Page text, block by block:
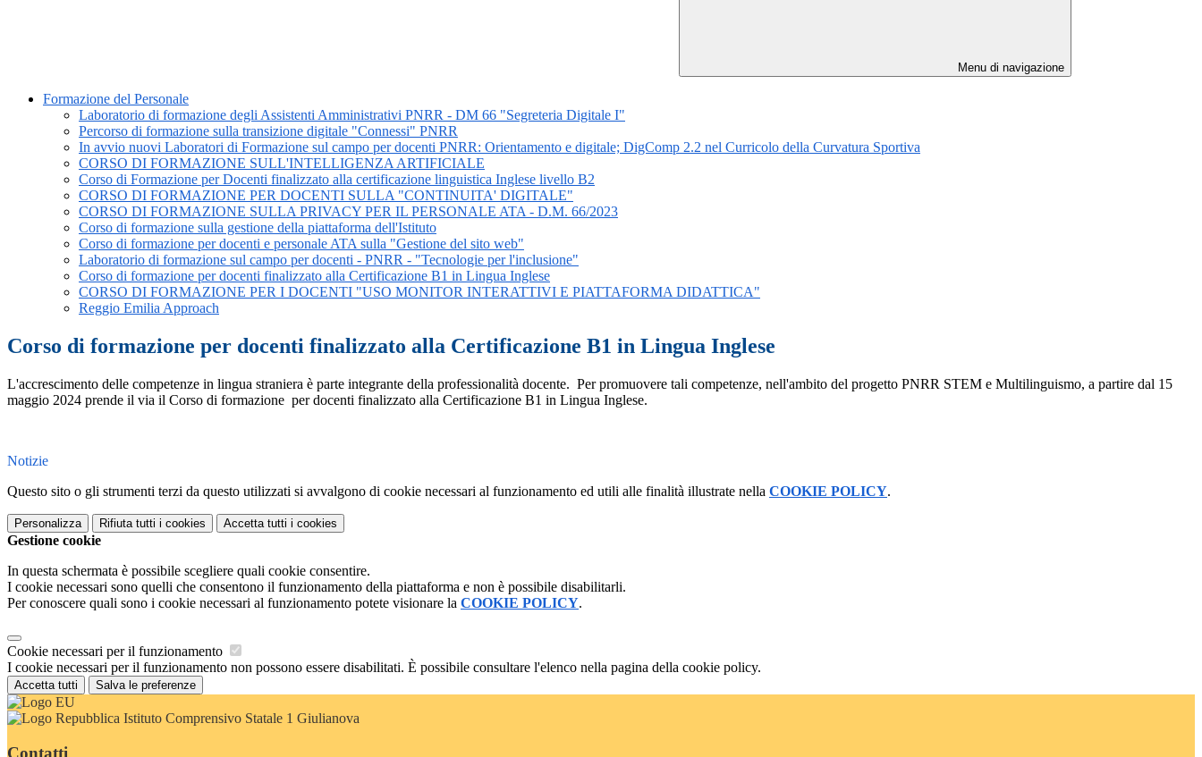
Menu di navigazione
Formazione del Personale
Laboratorio di formazione degli Assistenti Amministrativi PNRR - DM 66 "Segreteria Digitale I"
Percorso di formazione sulla transizione digitale "Connessi" PNRR
In avvio nuovi Laboratori di Formazione sul campo per docenti PNRR: Orientamento e digitale; DigComp 2.2 nel Curricolo della Curvatura Sportiva
CORSO DI FORMAZIONE SULL'INTELLIGENZA ARTIFICIALE
Corso di Formazione per Docenti finalizzato alla certificazione linguistica Inglese livello B2
CORSO DI FORMAZIONE PER DOCENTI SULLA "CONTINUITA' DIGITALE"
CORSO DI FORMAZIONE SULLA PRIVACY PER IL PERSONALE ATA - D.M. 66/2023
Corso di formazione sulla gestione della piattaforma dell'Istituto
Corso di formazione per docenti e personale ATA sulla "Gestione del sito web"
Laboratorio di formazione sul campo per docenti - PNRR - "Tecnologie per l'inclusione"
Corso di formazione per docenti finalizzato alla Certificazione B1 in Lingua Inglese
CORSO DI FORMAZIONE PER I DOCENTI "USO MONITOR INTERATTIVI E PIATTAFORMA DIDATTICA"
Reggio Emilia Approach
Corso di formazione per docenti finalizzato alla Certificazione B1 in Lingua Inglese
L'accrescimento delle competenze in lingua straniera è parte integrante della professionalità docente. Per promuovere tali competenze, nell'ambito del progetto PNRR STEM e Multilinguismo, a partire dal 15
maggio 2024 prende il via il Corso di formazione per docenti finalizzato alla Certificazione B1 in Lingua Inglese.
Notizie
Questo sito o gli strumenti terzi da questo utilizzati si avvalgono di cookie necessari al funzionamento ed utili alle finalità illustrate nella COOKIE POLICY.
Personalizza Rifiuta tutti i cookies Accetta tutti i cookies
Gestione cookie
In questa schermata è possibile scegliere quali cookie consentire.
I cookie necessari sono quelli che consentono il funzionamento della piattaforma e non è possibile disabilitarli.
Per conoscere quali sono i cookie necessari al funzionamento potete visionare la COOKIE POLICY.
Cookie necessari per il funzionamento
I cookie necessari per il funzionamento non possono essere disabilitati. È possibile consultare l'elenco nella pagina della cookie policy.
Accetta tutti Salva le preferenze
Istituto Comprensivo Statale 1 Giulianova
Contatti